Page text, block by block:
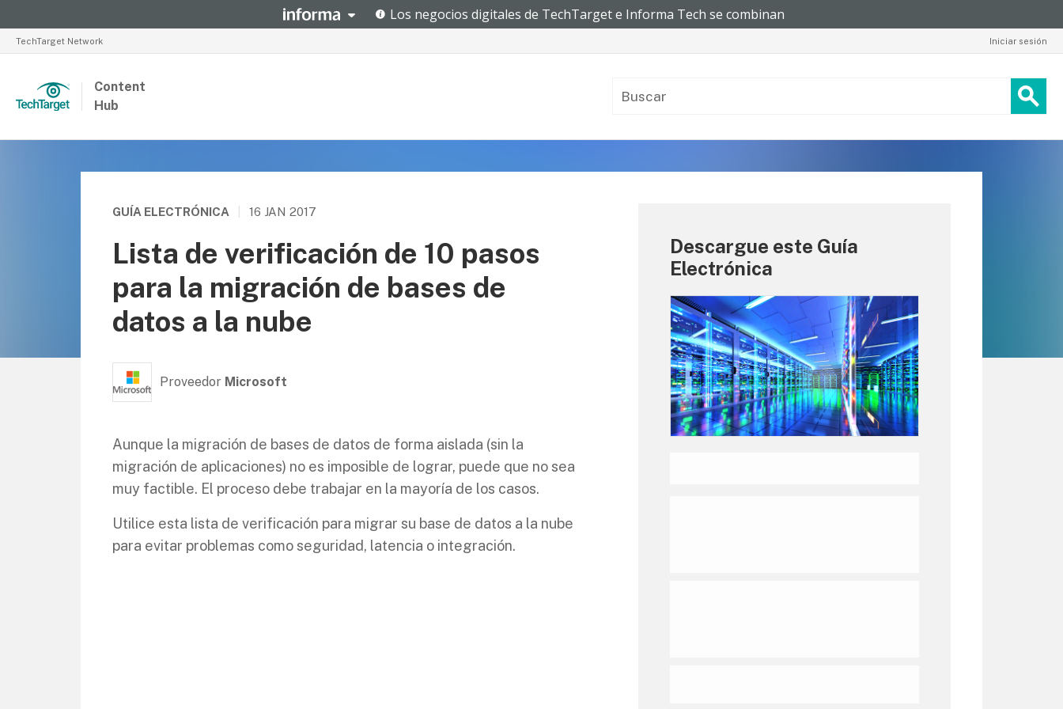
TechTarget Network Iniciar sesión
Content
Hub
GUÍA ELECTRÓNICA 16 JAN 2017
Lista de verificación de 10 pasos
para la migración de bases de
datos a la nube
Proveedor Microsoft
Aunque la migración de bases de datos de forma aislada (sin la
migración de aplicaciones) no es imposible de lograr, puede que no sea
muy factible. El proceso debe trabajar en la mayoría de los casos.
Utilice esta lista de verificación para migrar su base de datos a la nube
para evitar problemas como seguridad, latencia o integración.
Descargue este Guía
Electrónica